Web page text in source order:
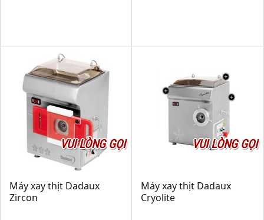
VUI LÒNG GỌI
Máy xay thịt Dadaux
Zircon
VUI LÒNG GỌI
Máy xay thịt Dadaux
Cryolite